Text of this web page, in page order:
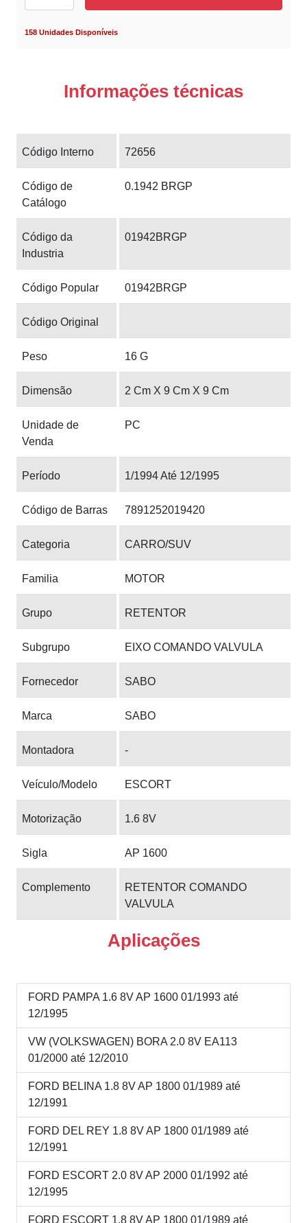
158 Unidades Disponíveis
Informações técnicas
Código Interno 72656
Código de
Catálogo
0.1942 BRGP
Código da
Industria
01942BRGP
Código Popular 01942BRGP
Código Original
Peso 16 G
Dimensão 2 Cm X 9 Cm X 9 Cm
Unidade de
Venda
PC
Período 1/1994 Até 12/1995
Código de Barras 7891252019420
Categoria CARRO/SUV
Familia MOTOR
Grupo RETENTOR
Subgrupo EIXO COMANDO VALVULA
Fornecedor SABO
Marca SABO
Montadora -
Veículo/Modelo ESCORT
Motorização 1.6 8V
Sigla AP 1600
Complemento
RETENTOR COMANDO
VALVULA
Aplicações
FORD PAMPA 1.6 8V AP 1600 01/1993 até
12/1995
VW (VOLKSWAGEN) BORA 2.0 8V EA113
01/2000 até 12/2010
FORD BELINA 1.8 8V AP 1800 01/1989 até
12/1991
FORD DEL REY 1.8 8V AP 1800 01/1989 até
12/1991
FORD ESCORT 2.0 8V AP 2000 01/1992 até
12/1995
FORD ESCORT 1.8 8V AP 1800 01/1989 até